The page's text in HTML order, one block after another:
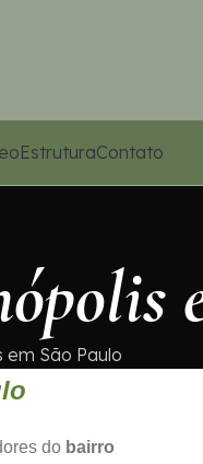
EstruturaContato
São Paulo
do bairro